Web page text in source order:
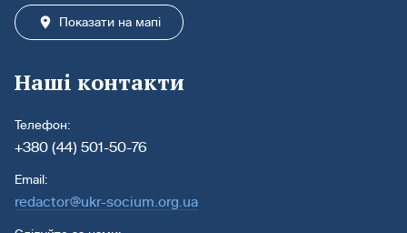
Показати на мапі
Наші контакти
Телефон:
+380 (44) 501-50-76
Email:
redactor@ukr-socium.org.ua